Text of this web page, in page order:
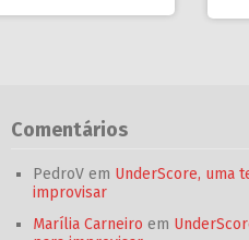
Comentários
PedroV em UnderScore, uma
improvisar
Marília Carneiro em